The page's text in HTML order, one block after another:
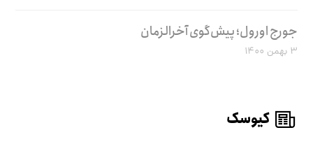
جورج اورول؛ پیش‌گوی آخرالزمان
۳ بهمن ۱۴۰۰
کیوسک